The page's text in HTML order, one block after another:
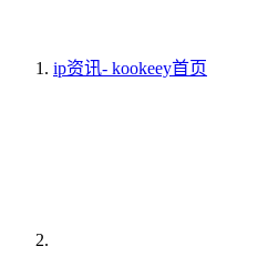
ip资讯- kookeey首页